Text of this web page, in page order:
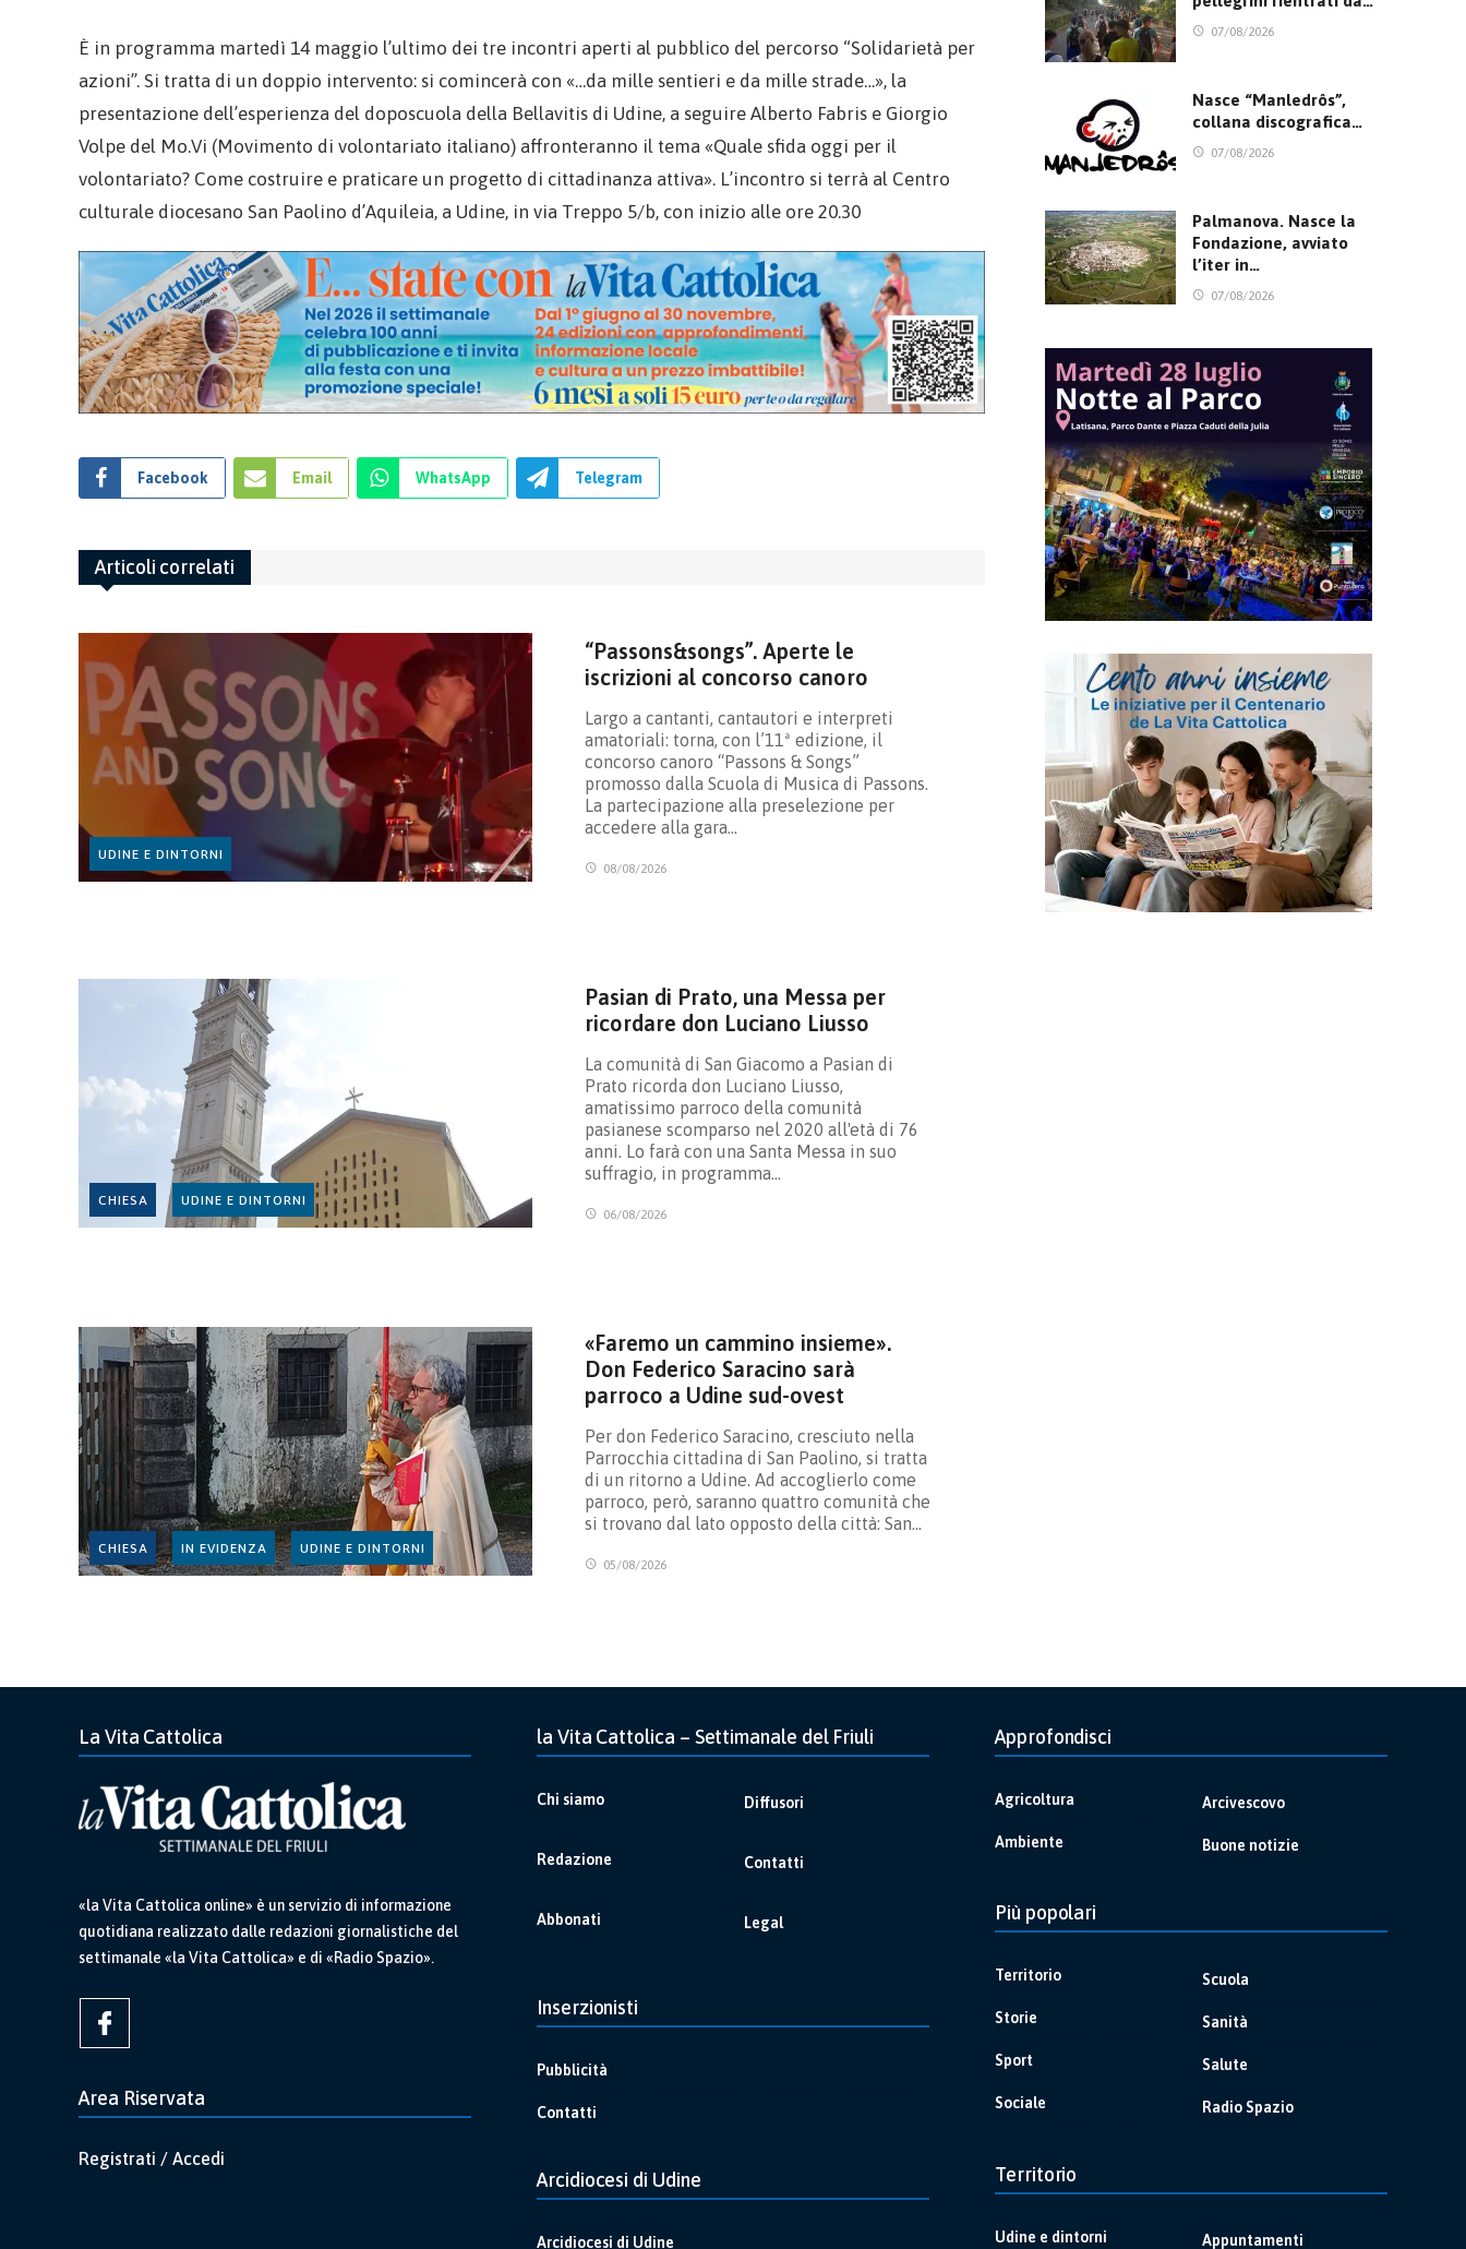
È in programma martedì 14 maggio l’ultimo dei tre incontri aperti al pubblico del percorso “Solidarietà per
azioni”. Si tratta di un doppio intervento: si comincerà con «…da mille sentieri e da mille strade…», la
presentazione dell’esperienza del doposcuola della Bellavitis di Udine, a seguire Alberto Fabris e Giorgio
Volpe del Mo.Vi (Movimento di volontariato italiano) affronteranno il tema «Quale sfida oggi per il
volontariato? Come costruire e praticare un progetto di cittadinanza attiva». L’incontro si terrà al Centro
culturale diocesano San Paolino d’Aquileia, a Udine, in via Treppo 5/b, con inizio alle ore 20.30
Facebook Email WhatsApp Telegram
Articoli correlati
UDINE E DINTORNI
“Passons&songs”. Aperte le
iscrizioni al concorso canoro
Largo a cantanti, cantautori e interpreti
amatoriali: torna, con l’11ª edizione, il
concorso canoro “Passons & Songs”
promosso dalla Scuola di Musica di Passons.
La partecipazione alla preselezione per
accedere alla gara…
08/08/2026
CHIESA UDINE E DINTORNI
Pasian di Prato, una Messa per
ricordare don Luciano Liusso
La comunità di San Giacomo a Pasian di
Prato ricorda don Luciano Liusso,
amatissimo parroco della comunità
pasianese scomparso nel 2020 all'età di 76
anni. Lo farà con una Santa Messa in suo
suffragio, in programma…
06/08/2026
CHIESA IN EVIDENZA UDINE E DINTORNI
«Faremo un cammino insieme».
Don Federico Saracino sarà
parroco a Udine sud-ovest
Per don Federico Saracino, cresciuto nella
Parrocchia cittadina di San Paolino, si tratta
di un ritorno a Udine. Ad accoglierlo come
parroco, però, saranno quattro comunità che
si trovano dal lato opposto della città: San…
05/08/2026
07/08/2026
Nasce “Manledrôs”,
collana discografica…
07/08/2026
Palmanova. Nasce la
Fondazione, avviato
l’iter in…
07/08/2026
La Vita Cattolica
«la Vita Cattolica online» è un servizio di informazione
quotidiana realizzato dalle redazioni giornalistiche del
settimanale «la Vita Cattolica» e di «Radio Spazio».
Area Riservata
Registrati / Accedi
la Vita Cattolica – Settimanale del Friuli
Chi siamo
Redazione
Abbonati
Diffusori
Contatti
Legal
Inserzionisti
Pubblicità
Contatti
Arcidiocesi di Udine
Arcidiocesi di Udine
Approfondisci
Agricoltura
Ambiente
Arcivescovo
Buone notizie
Più popolari
Territorio
Storie
Sport
Sociale
Scuola
Sanità
Salute
Radio Spazio
Territorio
Udine e dintorni Appuntamenti